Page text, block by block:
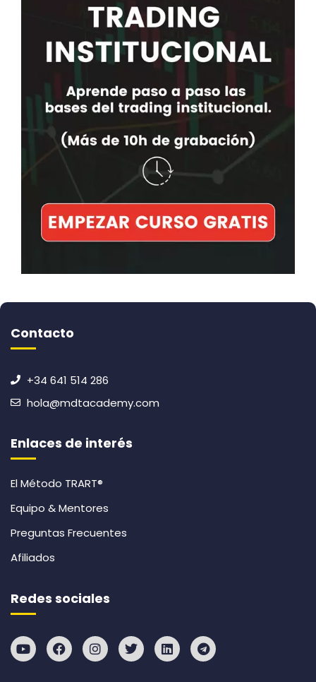
Contacto
+34 641 514 286
hola@mdtacademy.com
Enlaces de interés
El Método TRART®
Equipo & Mentores
Preguntas Frecuentes
Afiliados
Redes sociales
Y
o
u
F
a
c
I
n
s
T
w
i
L
i
n
T
e
l